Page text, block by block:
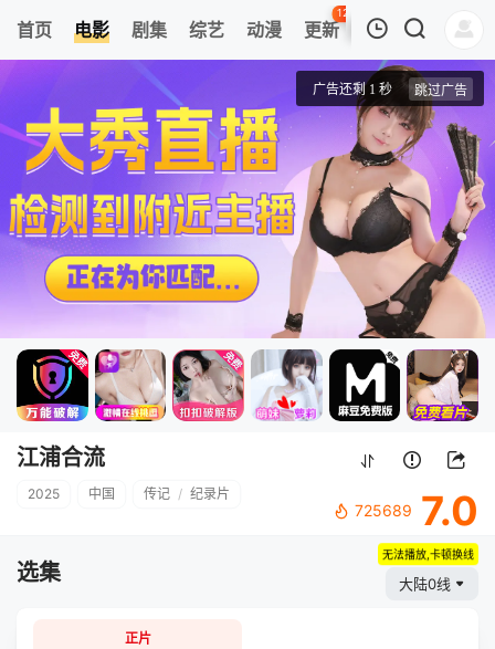
首页 电影 剧集 综艺 动漫 更新
120
热榜 APP
我的观影记录
正片
江浦合流
清空
江浦合流
2025 中国 传记 / 纪录片
725689 7.0
选集
无法播放,卡顿换线
大陆0线
正片